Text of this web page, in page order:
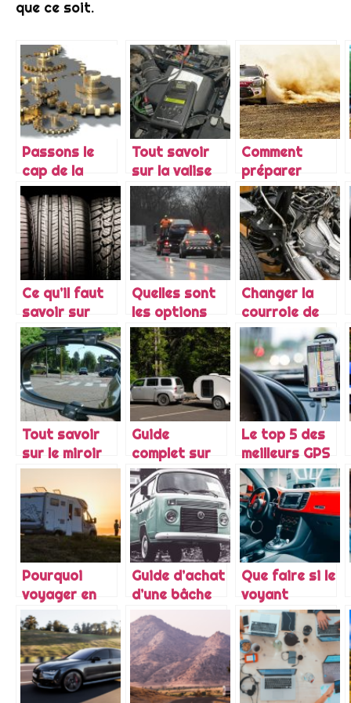
que ce soit.
Passons le
cap de la
digitalisation
de la
mécanique
automobile
Tout savoir
sur la valise
diagnostic
auto
Comment
préparer
votre voiture
de course
pour le sport
auto?
Ce qu’il faut
savoir sur
Pirelli,
fournisseur
de pneus des
Formule 1
Quelles sont
les options
indispensables
à souscrire
dans son
assurance
auto ?
Changer la
courroie de
distribution
de votre
Renault Clio 2
Tout savoir
sur le miroir
d’angle mort
Guide
complet sur
l’achat d’un
retroviseur
pour
caravane
Le top 5 des
meilleurs GPS
gratuits
Pourquoi
voyager en
camping-car
et lequel
choisir ?
Guide d’achat
d’une bâche
antigivre
pour pare-
brise
Que faire si le
voyant
triangle reste
allumé sur
votre
Volkswagen
Transporter